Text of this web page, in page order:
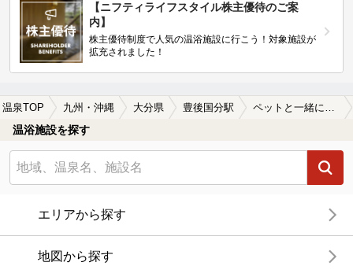
【ニフティライフスタイル株主優待のご案
内】
株主優待制度で人気の温浴施設に行こう！対象施設が
拡充されました！
温泉TOP 九州・沖縄 大分県 豊後国分駅 ペットと一緒に楽しめる豊後国分駅近くの温泉、日帰り温泉、スーパー銭湯おすすめ
温浴施設を探す
エリアから探す
地図から探す